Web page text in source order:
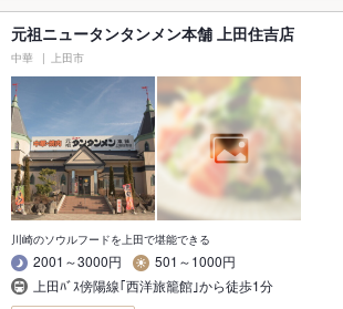
元祖ニュータンタンメン本舗 上田住吉店
中華 上田市
川崎のソウルフードを上田で堪能できる
2001～3000円
501～1000円
上田ﾊﾞｽ傍陽線｢西洋旅籠館｣から徒歩1分